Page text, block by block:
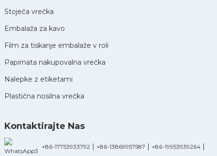
Stoječa vrečka
Embalaža za kavo
Film za tiskanje embalaže v roli
Papirnata nakupovalna vrečka
Nalepke z etiketami
Plastična nosilna vrečka
Kontaktirajte Nas
+86-17753933792| +86-13869957587 | +86-19953939264|